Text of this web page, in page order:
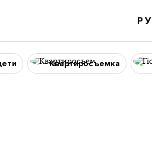
Квартиросъемка